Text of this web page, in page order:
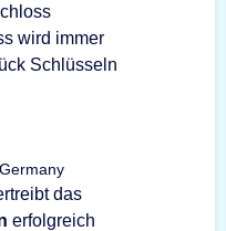
wird immer
Schlüsseln
das
erfolgreich